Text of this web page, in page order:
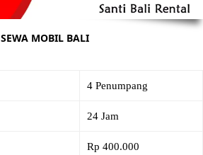
SEWA MOBIL BALI
4 Penumpang
24 Jam
Rp 400.000